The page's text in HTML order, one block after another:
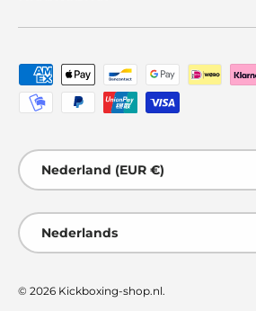
Geaccepteerde betaalmethoden
Land/Regio
Nederland (EUR €)
Taal
Nederlands
© 2026 Kickboxing-shop.nl.